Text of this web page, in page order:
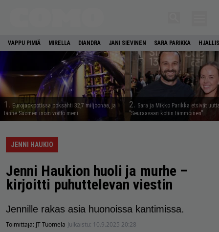
VAPPU PIMIÄ MIRELLA DIANDRA JANI SIEVINEN SARA PARIKKA
1. Eurojackpotissa poksahti 32,7 miljoonaa, ja
tänne Suomen isoin voitto meni
2. Sara ja Mikko Parikka etsivät
”Seuraavaan kotiin tämmöinen”
JENNI HAUKIO
Jenni Haukion huoli ja murhe –
kirjoitti puhuttelevan viestin
Jennille rakas asia huonoissa kantimissa.
Toimittaja: JT Tuomela Julkaistu: 10.9.2025 20:28